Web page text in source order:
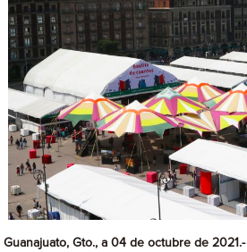
Guanajuato, Gto., a 04 de octubre de 2021.-